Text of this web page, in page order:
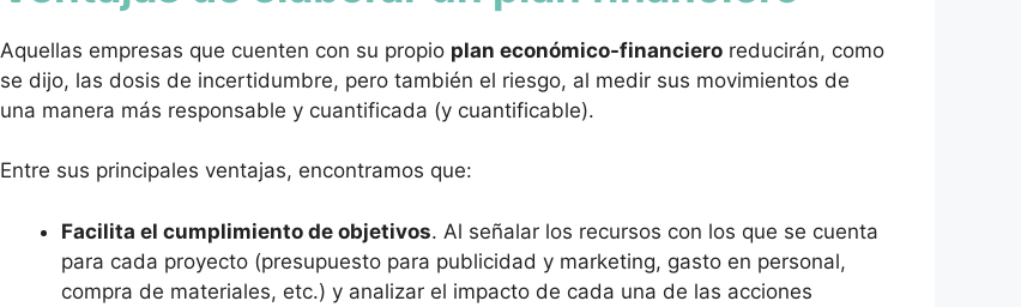
Aquellas empresas que cuenten con su propio plan económico-financiero reducirán, como
se dijo, las dosis de incertidumbre, pero también el riesgo, al medir sus movimientos de
una manera más responsable y cuantificada (y cuantificable).
Entre sus principales ventajas, encontramos que:
Facilita el cumplimiento de objetivos. Al señalar los recursos con los que se cuenta
para cada proyecto (presupuesto para publicidad y marketing, gasto en personal,
compra de materiales, etc.) y analizar el impacto de cada una de las acciones